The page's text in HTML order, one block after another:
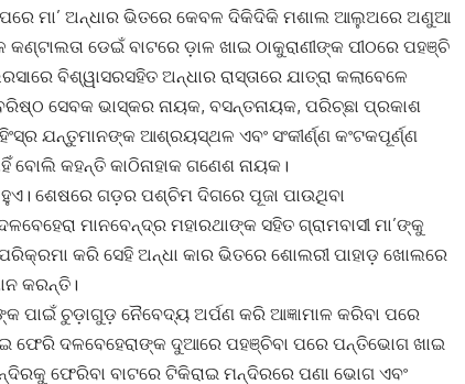
ମା’ ଅନ୍ଧାର ଭିତରେ କେବଳ ଦିକିଦିକି ମଶାଲ ଆଲୁଅରେ ଅଣୁଆ
ଡେଇଁ ବାଟରେ ଡ଼ାଳ ଖାଇ ଠାକୁରାଣୀଙ୍କ ପୀଠରେ ପହଞ୍ଚି
ବିଶ୍ୱାସରସହିତ ଅନ୍ଧାର ରାସ୍ତାରେ ଯାତ୍ରା କଲାବେଳେ
ସେବକ ଭାସ୍କର ନାୟକ, ବସନ୍ତନାୟକ, ପରିଚ୍ଛା ପ୍ରକାଶ
ଯନ୍ତୁମାନଙ୍କ ଆଶ୍ରୟସ୍ଥଳ ଏବଂ ସଂକୀର୍ଣ୍ଣ କଂଟକପୂର୍ଣ୍ଣ
କହନ୍ତି କାଠିନାହାକ ଗଣେଶ ନାୟକ।
ଶେଷରେ ଗଡ଼ର ପଶ୍ଚିମ ଦିଗରେ ପୂଜା ପାଉଥିବା
ମାନବେନ୍ଦ୍ର ମହାରଥାଙ୍କ ସହିତ ଗ୍ରାମବାସୀ ମା’ଙ୍କୁ
କରି ସେହି ଅନ୍ଧା କାର ଭିତରେ ଶୋଲରୀ ପାହାଡ଼ ଖୋଲରେ
କରନ୍ତି।
ପାଇଁ ଚୁଡ଼ାଗୁଡ଼ ନୈବେଦ୍ୟ ଅର୍ପଣ କରି ଆଜ୍ଞାମାଳ କରିବା ପରେ
ଫେରି ଦଳବେହେରାଙ୍କ ଦୁଆରେ ପହଞ୍ଚିବା ପରେ ପନ୍ତିଭୋଗ ଖାଇ
ଫେରିବା ବାଟରେ ଟିକିରାଇ ମନ୍ଦିରରେ ପଣା ଭୋଗ ଏବଂ